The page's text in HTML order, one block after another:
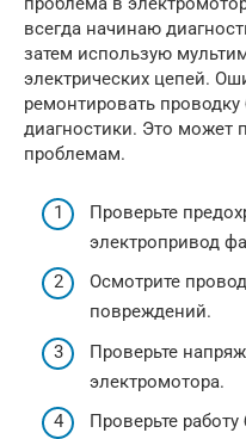
всегда начинаю
затем использую
электрических цепей.
ремонтировать
диагностики. Это может
проблемам.
Проверьте
электропривод
Осмотрите
повреждений.
Проверьте
электромотора.
Проверьте